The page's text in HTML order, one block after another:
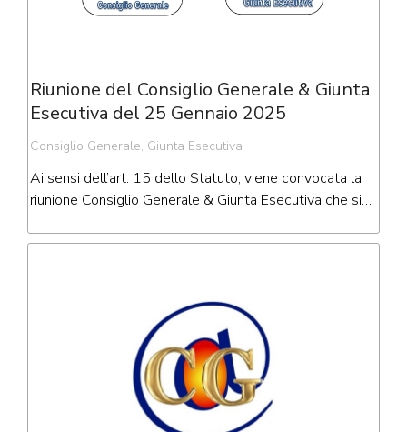
Riunione del Consiglio Generale & Giunta
Esecutiva del 25 Gennaio 2025
Consiglio Generale, Giunta Esecutiva
Ai sensi dell’art. 15 dello Statuto, viene convocata la
riunione Consiglio Generale & Giunta Esecutiva che si…